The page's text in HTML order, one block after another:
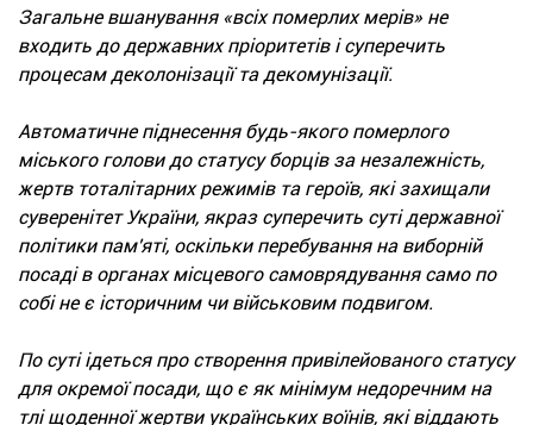
Загальне вшанування «всіх померлих мерів» не
входить до державних пріоритетів і суперечить
процесам деколонізації та декомунізації.
Автоматичне піднесення будь-якого померлого
міського голови до статусу борців за незалежність,
жертв тоталітарних режимів та героїв, які захищали
суверенітет України, якраз суперечить суті державної
політики пам'яті, оскільки перебування на виборній
посаді в органах місцевого самоврядування само по
собі не є історичним чи військовим подвигом.
По суті ідеться про створення привілейованого статусу
для окремої посади, що є як мінімум недоречним на
тлі щоденної жертви українських воїнів, які віддають